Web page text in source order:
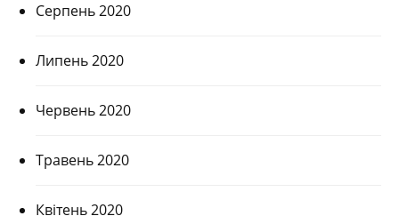
Серпень 2020
Липень 2020
Червень 2020
Травень 2020
Квітень 2020